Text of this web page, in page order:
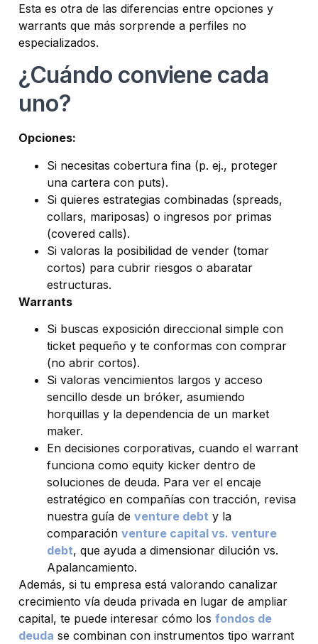
Esta es otra de las diferencias entre opciones y
warrants que más sorprende a perfiles no
especializados.
¿Cuándo conviene cada
uno?
Opciones:
Si necesitas cobertura fina (p. ej., proteger
una cartera con puts).
Si quieres estrategias combinadas (spreads,
collars, mariposas) o ingresos por primas
(covered calls).
Si valoras la posibilidad de vender (tomar
cortos) para cubrir riesgos o abaratar
estructuras.
Warrants
Si buscas exposición direccional simple con
ticket pequeño y te conformas con comprar
(no abrir cortos).
Si valoras vencimientos largos y acceso
sencillo desde un bróker, asumiendo
horquillas y la dependencia de un market
maker.
En decisiones corporativas, cuando el warrant
funciona como equity kicker dentro de
soluciones de deuda. Para ver el encaje
estratégico en compañías con tracción, revisa
nuestra guía de venture debt y la
comparación venture capital vs. venture
debt, que ayuda a dimensionar dilución vs.
Apalancamiento.
Además, si tu empresa está valorando canalizar
crecimiento vía deuda privada en lugar de ampliar
capital, te puede interesar cómo los fondos de
deuda se combinan con instrumentos tipo warrant